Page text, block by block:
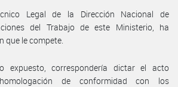
Legal de la Dirección Nacional de
del Trabajo de este Ministerio, ha
que le compete.
expuesto, correspondería dictar el acto
de conformidad con los